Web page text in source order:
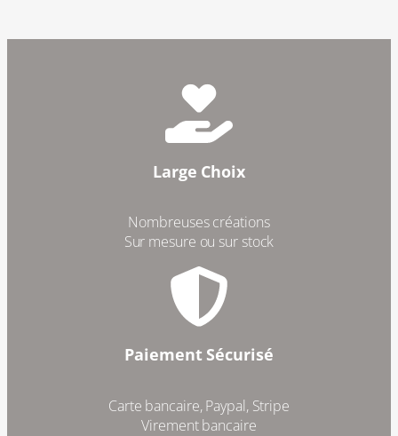
Large Choix
Nombreuses créations
Sur mesure ou sur stock
Paiement Sécurisé
Carte bancaire, Paypal, Stripe
Virement bancaire